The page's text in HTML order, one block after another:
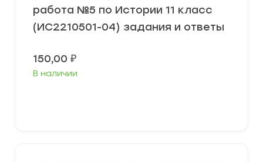
работа №5 по Истории 11 класс
(ИС2210501-04) задания и ответы
150,00 ₽
В наличии